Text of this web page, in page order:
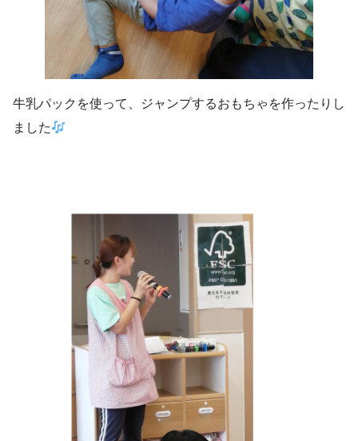
牛乳パックを使って、ジャンプするおもちゃを作ったりし
ました